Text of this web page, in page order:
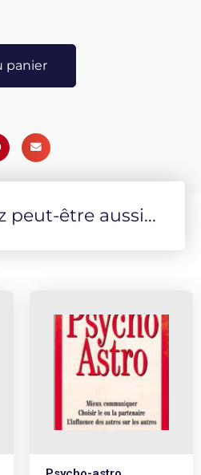
et à la Méditation,
et au-delà.Le livret qui
guidances inspirées,
à vivre avec Confiance,
de leur Évolution.Ce jeu
quand l’intuition et
panier
peut-être aussi...